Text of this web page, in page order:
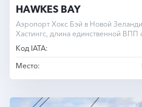
HAWKES BAY
Аэропорт Хокс Бэй в Новой
Хастингс, длина единственной ВПП
Код IATA:
Место: